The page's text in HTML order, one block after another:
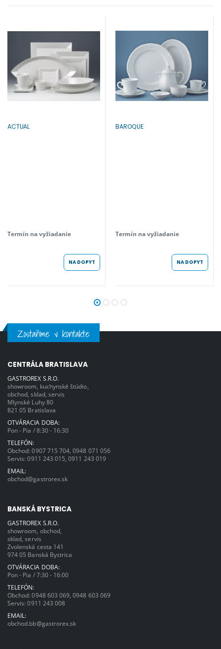
ACTUAL
Termín na vyžiadanie
NA DOPYT
BAROQUE
Termín na vyžiadanie
NA DOPYT
Zostaňme v kontakte
CENTRÁLA BRATISLAVA
GASTROREX S.R.O.
showroom, kuchynské štúdio,
obchod, sklad, servis
Mlynské Luhy 80
821 05 Bratislava
OTVÁRACIA DOBA:
Pon - Pia / 8:30 - 16:30
TELEFÓN:
Obchod:0907 715 704,0948 071 056
Servis:0911 243 015,0911 243 019
EMAIL:
obchod@gastrorex.sk
BANSKÁ BYSTRICA
GASTROREX S.R.O.
showroom, obchod,
sklad, servis
Zvolenská cesta 141
974 05 Banská Bystrica
OTVÁRACIA DOBA:
Pon - Pia / 7:30 - 16:00
TELEFÓN:
Obchod:0948 603 069 ,0948 603 069
Servis:0911 243 008
EMAIL:
obchod.bb@gastrorex.sk